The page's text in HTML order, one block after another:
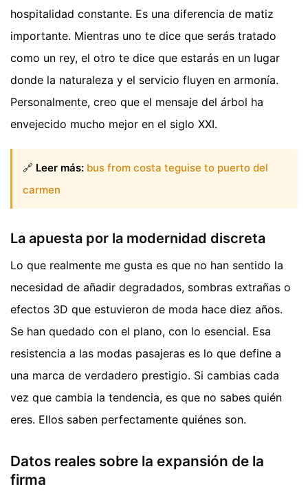
hospitalidad constante. Es una diferencia de matiz
importante. Mientras uno te dice que serás tratado
como un rey, el otro te dice que estarás en un lugar
donde la naturaleza y el servicio fluyen en armonía.
Personalmente, creo que el mensaje del árbol ha
envejecido mucho mejor en el siglo XXI.
🔗 Leer más: bus from costa teguise to puerto del
carmen
La apuesta por la modernidad discreta
Lo que realmente me gusta es que no han sentido la
necesidad de añadir degradados, sombras extrañas o
efectos 3D que estuvieron de moda hace diez años.
Se han quedado con el plano, con lo esencial. Esa
resistencia a las modas pasajeras es lo que define a
una marca de verdadero prestigio. Si cambias cada
vez que cambia la tendencia, es que no sabes quién
eres. Ellos saben perfectamente quiénes son.
Datos reales sobre la expansión de la
firma